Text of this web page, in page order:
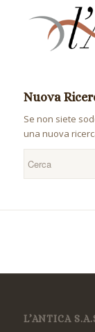
Nuova
Se non siete
una nuova
L’ANTICA